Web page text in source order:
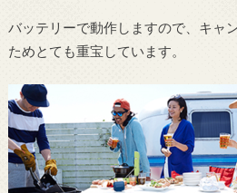
バッテリーで動作しますので、キャ
ためとても重宝しています。